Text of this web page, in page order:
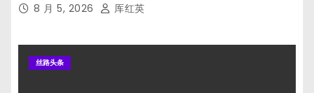
8 月 5, 2026 厍红英
丝路头条